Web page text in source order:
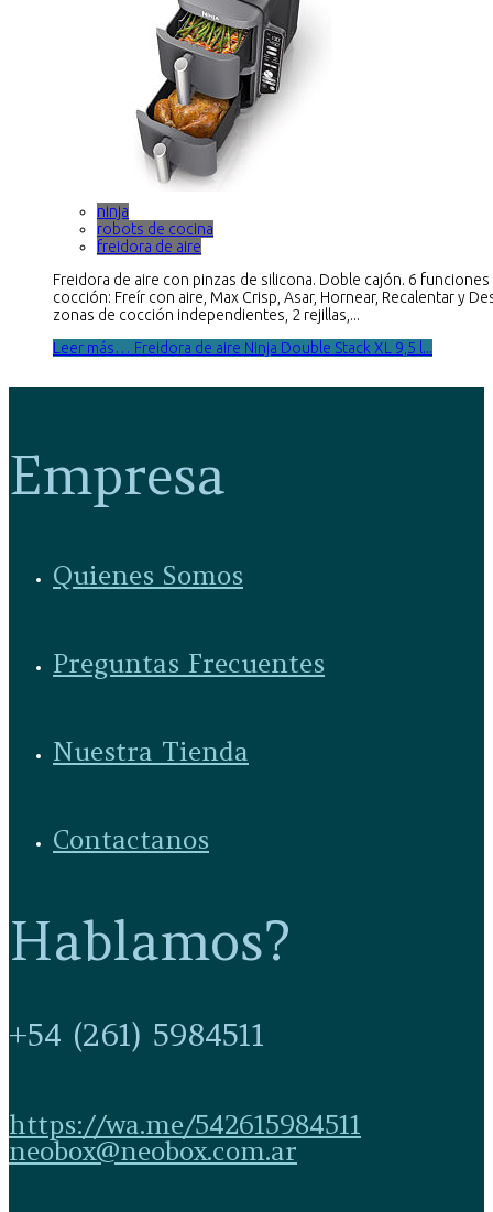
ninja
robots de cocina
freidora de aire
Freidora de aire con pinzas de silicona. Doble cajón. 6 funciones
cocción: Freír con aire, Max Crisp, Asar, Hornear, Recalentar y
zonas de cocción independientes, 2 rejillas,...
Leer más… Freidora de aire Ninja Double Stack XL 9,5 l...
Empresa
Quienes Somos
Preguntas Frecuentes
Nuestra Tienda
Contactanos
Hablamos?
+54 (261) 5984511
https://wa.me/542615984511
neobox@neobox.com.ar